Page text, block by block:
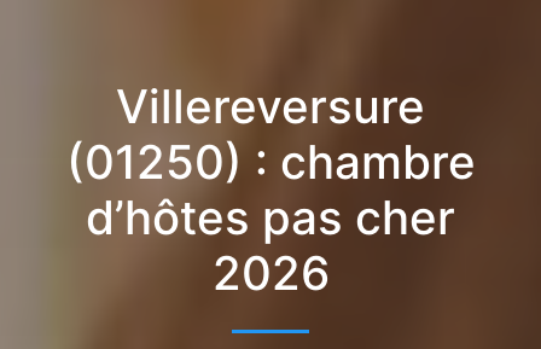
Villereversure
(01250) : chambre
d’hôtes pas cher
2026